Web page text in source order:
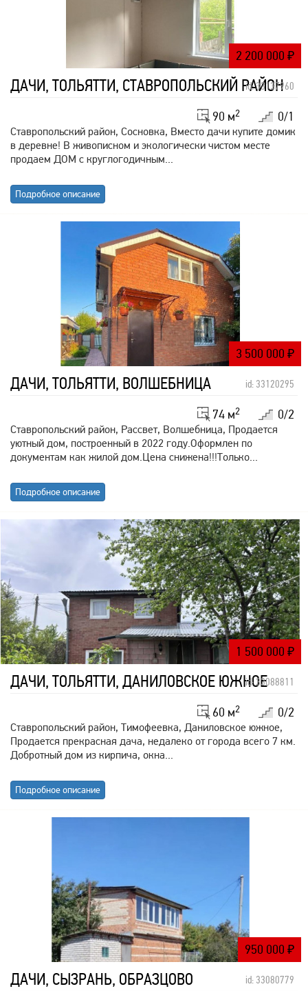
2 200 000 ₽
ДАЧИ, ТОЛЬЯТТИ, СТАВРОПОЛЬСКИЙ РАЙОН
id: 33137960
0/1
90 м2
Ставропольский район, Сосновка, Вместо дачи купите домик
в деревне! В живописном и экологически чистом месте
продаем ДОМ с круглогодичным...
Подробное описание
3 500 000 ₽
ДАЧИ, ТОЛЬЯТТИ, ВОЛШЕБНИЦА id: 33120295
0/2
74 м2
Ставропольский район, Рассвет, Волшебница, Продается
уютный дом, построенный в 2022 году.Оформлен по
документам как жилой дом.Цена снижена!!!Только...
Подробное описание
1 500 000 ₽
ДАЧИ, ТОЛЬЯТТИ, ДАНИЛОВСКОЕ ЮЖНОЕid: 33088811
0/2
60 м2
Ставропольский район, Тимофеевка, Даниловское южное,
Продается прекрасная дача, недалеко от города всего 7 км.
Добротный дом из кирпича, окна...
Подробное описание
950 000 ₽
ДАЧИ, СЫЗРАНЬ, ОБРАЗЦОВО id: 33080779